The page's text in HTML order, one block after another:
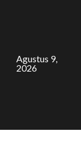
Agustus 9,
2026